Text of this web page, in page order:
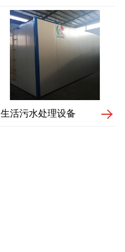
生活污水处理设备